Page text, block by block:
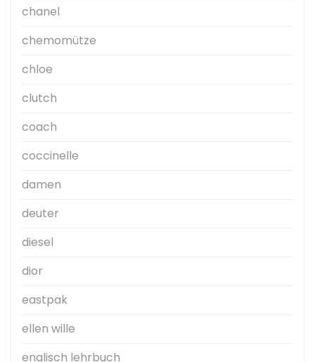
chanel
chemomütze
chloe
clutch
coach
coccinelle
damen
deuter
diesel
dior
eastpak
ellen wille
englisch lehrbuch